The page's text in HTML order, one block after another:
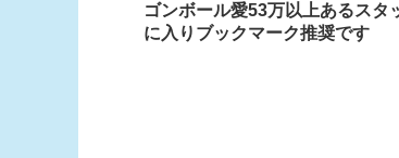
ゴンボール愛53万以上あるスタ
に入りブックマーク推奨です